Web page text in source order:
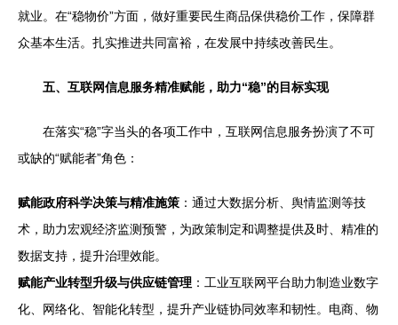
就业。在“稳物价”方面，做好重要民生商品保供稳价工作，保障群
众基本生活。扎实推进共同富裕，在发展中持续改善民生。
五、互联网信息服务精准赋能，助力“稳”的目标实现
在落实“稳”字当头的各项工作中，互联网信息服务扮演了不可
或缺的“赋能者”角色：
赋能政府科学决策与精准施策 ：通过大数据分析、舆情监测等技
术，助力宏观经济监测预警，为政策制定和调整提供及时、精准的
数据支持，提升治理效能。
赋能产业转型升级与供应链管理 ：工业互联网平台助力制造业数字
化、网络化、智能化转型，提升产业链协同效率和韧性。电商、物